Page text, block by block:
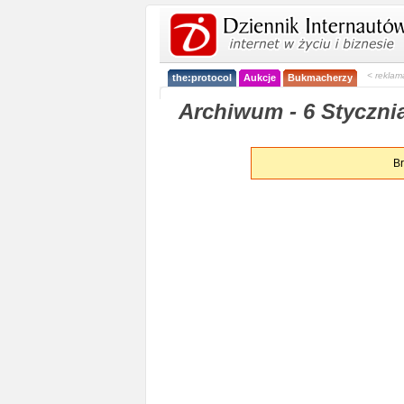
the:protocol Aukcje Bukmacherzy <
Archiwum - 6